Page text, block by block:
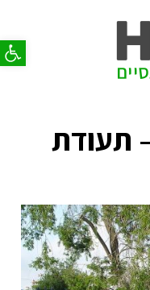
פתח
תעודת